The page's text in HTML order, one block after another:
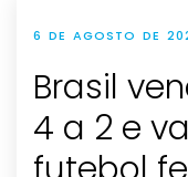
6 DE AGOSTO DE
Brasil
4 a 2 e